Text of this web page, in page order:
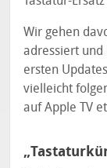
Wir gehen
adressiert
ersten
vielleicht
auf Apple TV